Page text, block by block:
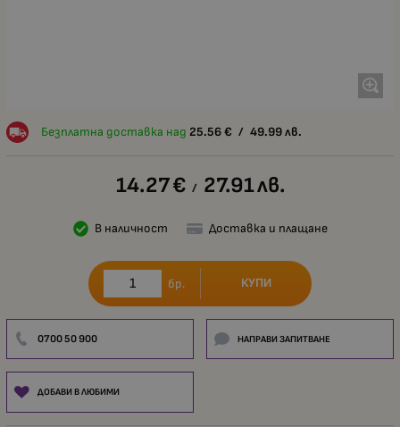
Безплатна доставка над 25.56 € / 49.99 лв.
14.27€ / 27.91лв.
В наличност Доставка и плащане
бр. КУПИ
0700 50 900 НАПРАВИ ЗАПИТВАНЕ
ДОБАВИ В ЛЮБИМИ